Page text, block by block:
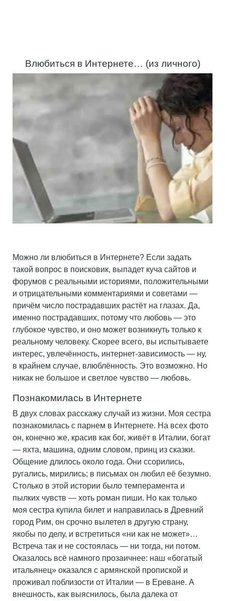
Влюбиться в Интернете… (из личного)
Можно ли влюбиться в Интернете? Если задать
такой вопрос в поисковик, выпадет куча сайтов и
форумов с реальными историями, положительными
и отрицательными комментариями и советами —
причём число пострадавших растёт на глазах. Да,
именно пострадавших, потому что любовь — это
глубокое чувство, и оно может возникнуть только к
реальному человеку. Скорее всего, вы испытываете
интерес, увлечённость, интернет-зависимость — ну,
в крайнем случае, влюблённость. Это возможно. Но
никак не большое и светлое чувство — любовь.
Познакомилась в Интернете
В двух словах расскажу случай из жизни. Моя сестра
познакомилась с парнем в Интернете. На всех фото
он, конечно же, красив как бог, живёт в Италии, богат
— яхта, машина, одним словом, принц из сказки.
Общение длилось около года. Они ссорились,
ругались, мирились; в письмах он любил её безумно.
Столько в этой истории было темперамента и
пылких чувств — хоть роман пиши. Но как только
моя сестра купила билет и направилась в Древний
город Рим, он срочно вылетел в другую страну,
якобы по делу, и встретиться «ни как не может»…
Встреча так и не состоялась — ни тогда, ни потом.
Оказалось всё намного прозаичнее: наш «богатый
итальянец» оказался с армянской пропиской и
проживал поблизости от Италии — в Ереване. А
внешность, как выяснилось, была далека от